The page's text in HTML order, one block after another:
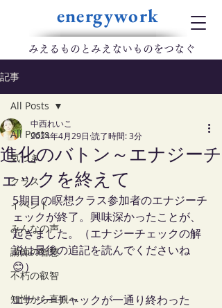
energywork
​みえるものとみえないものをつなぐ
記事
All Posts
気づき
クラス
イベント
みんなの声
講師の智慧
不朽の叡智
知性から直観へ
All Posts
進化のバトン～エナジーチ
ェックを終えて
中西れいこ
2024年4月29日 読了時間: 3分
5期目の瞑想クラス参加者のエナジーチ
ェックが終了。興味深かったことが、
起きました。（エナジーチェックの解
説は最後の追記を読んでくださいね
😊）
エナジーチャックが一通り終わった